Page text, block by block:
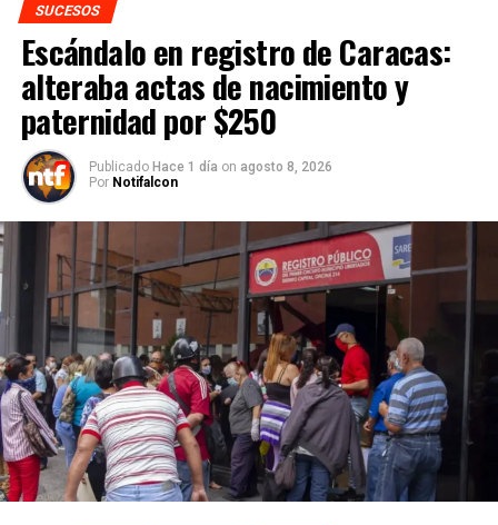
SUCESOS
Escándalo en registro de Caracas:
alteraba actas de nacimiento y
paternidad por $250
Publicado Hace 1 día on agosto 8, 2026
Por Notifalcon